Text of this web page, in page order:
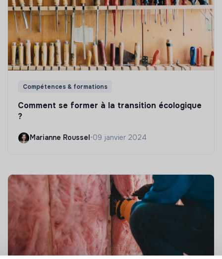
Compétences & formations
Comment se former à la transition écologique
?
Marianne Roussel •09 janvier 2024